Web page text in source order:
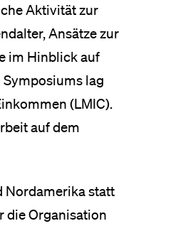
Aktivität zur
Ansätze zur
im Hinblick auf
lag
(LMIC).
auf dem
Nordamerika statt
die Organisation